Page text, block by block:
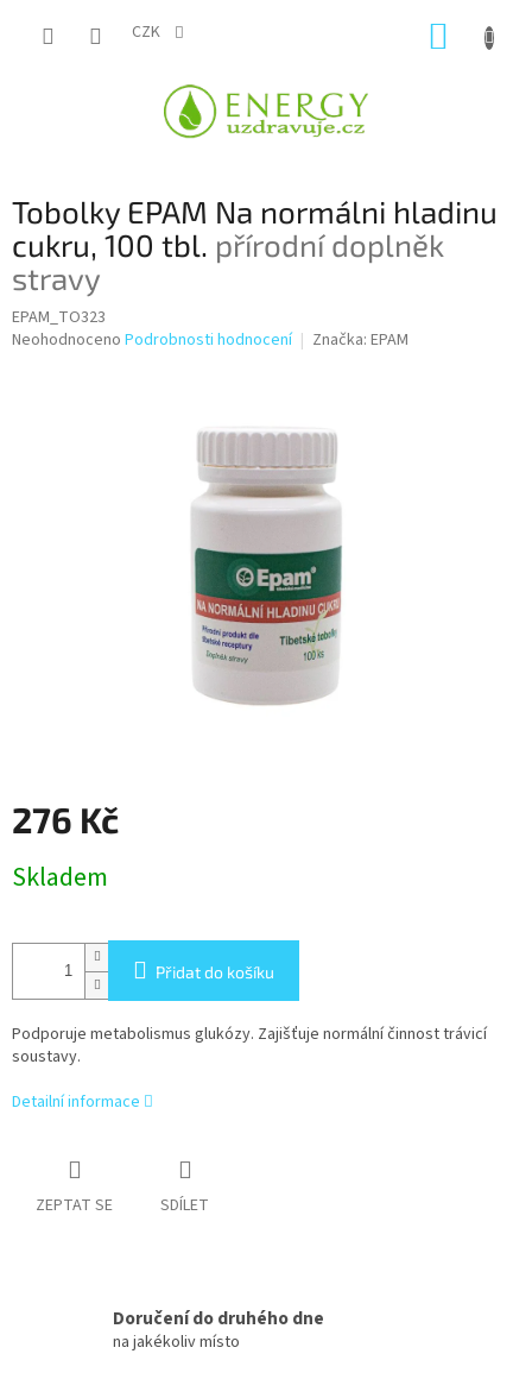
CZK
Tobolky EPAM Na normálni hladinu
cukru, 100 tbl. přírodní doplněk
stravy
EPAM_TO323
Průměrné
Neohodnoceno Podrobnosti hodnocení Značka: EPAM
276 Kč
cena:
Skladem
Přidat do košíku
Podporuje metabolismus glukózy. Zajišťuje normální činnost trávicí
soustavy.
Detailní informace
ZEPTAT SE SDÍLET
Doručení do druhého dne
na jakékoliv místo